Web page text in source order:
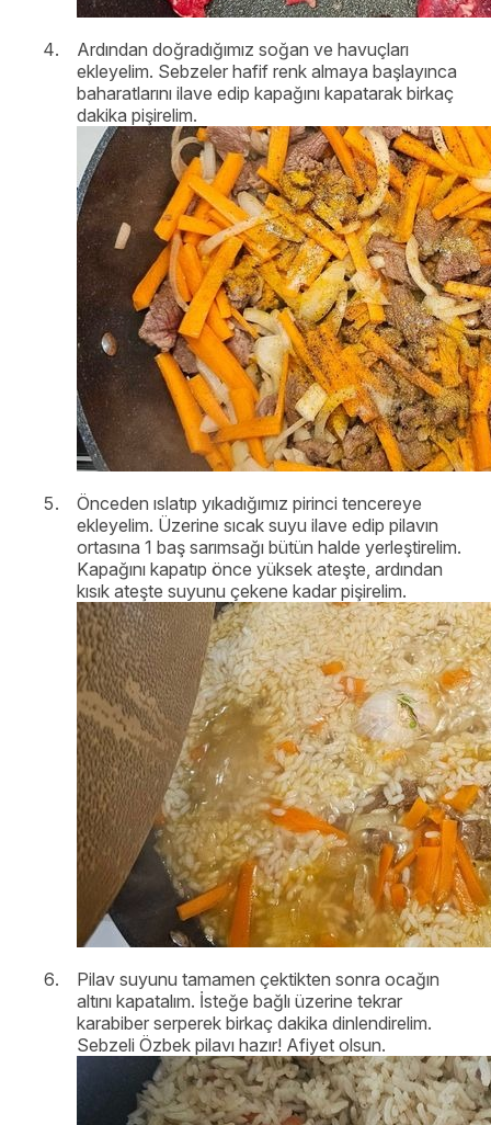
Ardından doğradığımız soğan ve havuçları
ekleyelim. Sebzeler hafif renk almaya başlayınca
baharatlarını ilave edip kapağını kapatarak birkaç
dakika pişirelim.
Önceden ıslatıp yıkadığımız pirinci tencereye
ekleyelim. Üzerine sıcak suyu ilave edip pilavın
ortasına 1 baş sarımsağı bütün halde yerleştirelim.
Kapağını kapatıp önce yüksek ateşte, ardından
kısık ateşte suyunu çekene kadar pişirelim.
Pilav suyunu tamamen çektikten sonra ocağın
altını kapatalım. İsteğe bağlı üzerine tekrar
karabiber serperek birkaç dakika dinlendirelim.
Sebzeli Özbek pilavı hazır! Afiyet olsun.